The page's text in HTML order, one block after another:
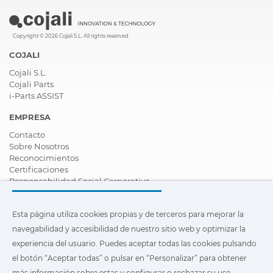
Copyright © 2026 Cojali S.L. All rights reserved
COJALI
Cojali S.L.
Cojali Parts
i-Parts ASSIST
EMPRESA
Contacto
Sobre Nosotros
Reconocimientos
Certificaciones
Responsabilidad Social Corporativa
Ser distribuidor
Vídeos
FAQ - Preguntas Frecuentes
Esta página utiliza cookies propias y de terceros para mejorar la
navegabilidad y accesibilidad de nuestro sitio web y optimizar
Esta página utiliza cookies propias y de terceros para mejorar la
navegabilidad y accesibilidad de nuestro sitio web y optimizar la
experiencia del usuario. Puedes aceptar todas las cookies pulsando
el botón “Aceptar todas” o pulsar en “Personalizar” para obtener